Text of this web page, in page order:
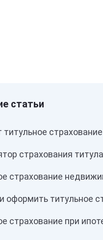
титульное
страхования
страхование
оформить титульное
страхование при